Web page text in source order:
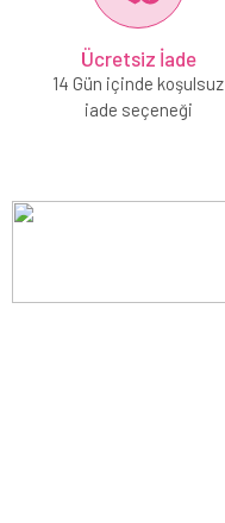
Ücretsiz İade
14 Gün içinde koşulsuz
iade seçeneği